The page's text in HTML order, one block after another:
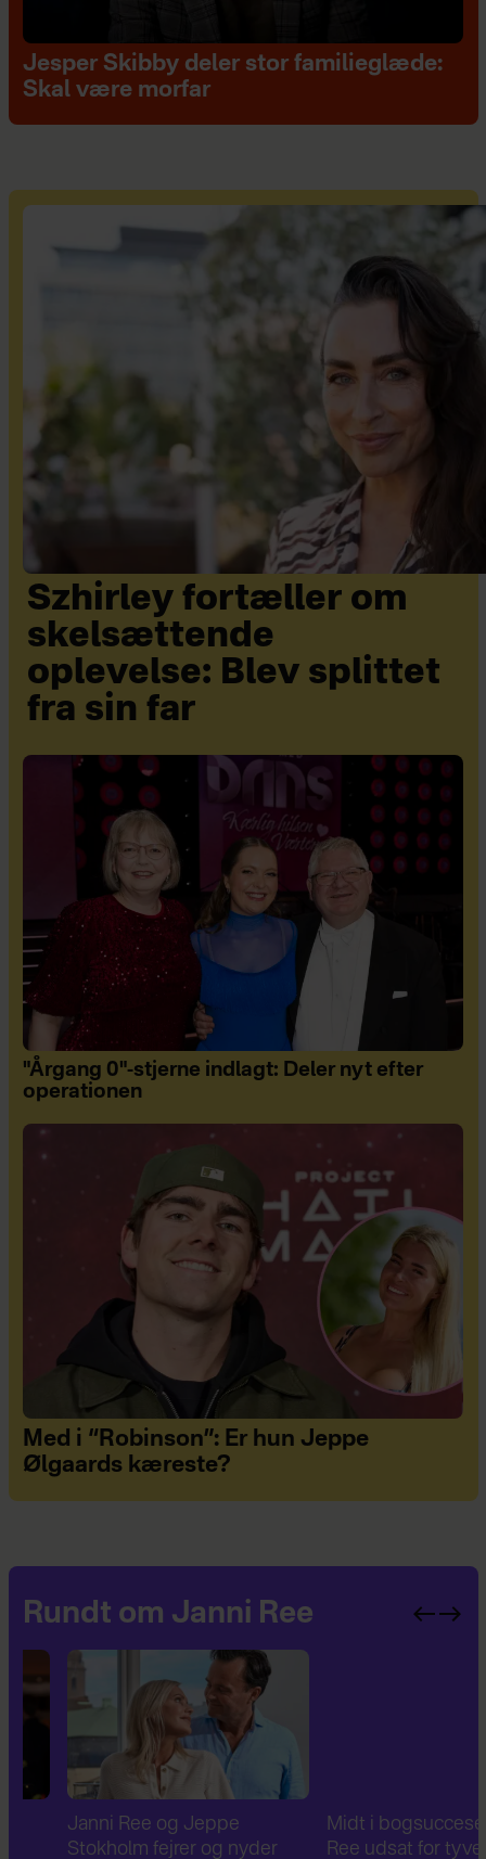
Jesper Skibby deler stor familieglæde:
Skal være morfar
Szhirley fortæller om
skelsættende
oplevelse: Blev splittet
fra sin far
"Årgang 0"-stjerne indlagt: Deler nyt efter
operationen
Med i “Robinson”: Er hun Jeppe
Ølgaards kæreste?
Rundt om Janni Ree
Janni Ree og Jeppe
Stokholm fejrer og nyder
Midt i bogsuccesen:
Ree udsat for tyveri